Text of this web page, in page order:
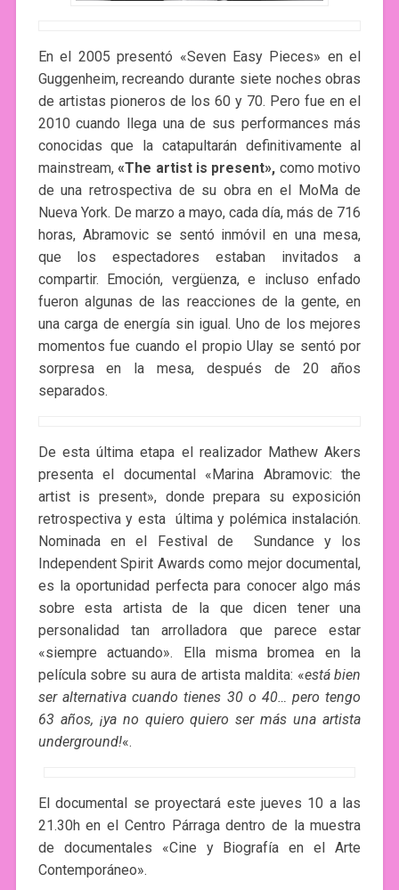
En el 2005 presentó «Seven Easy Pieces» en el
Guggenheim, recreando durante siete noches obras
de artistas pioneros de los 60 y 70. Pero fue en el
2010 cuando llega una de sus performances más
conocidas que la catapultarán definitivamente al
mainstream,«The artist is present», como motivo
de una retrospectiva de su obra en el MoMa de
Nueva York. De marzo a mayo, cada día, más de 716
horas, Abramovic se sentó inmóvil en una mesa,
que los espectadores estaban invitados a
compartir. Emoción, vergüenza, e incluso enfado
fueron algunas de las reacciones de la gente, en
una carga de energía sin igual. Uno de los mejores
momentos fue cuando el propio Ulay se sentó por
sorpresa en la mesa, después de 20 años
separados.
De esta última etapa el realizador Mathew Akers
presenta el documental «Marina Abramovic: the
artist is present», donde prepara su exposición
retrospectiva y esta última y polémica instalación.
Nominada en el Festival de Sundance y los
Independent Spirit Awards como mejor documental,
es la oportunidad perfecta para conocer algo más
sobre esta artista de la que dicen tener una
personalidad tan arrolladora que parece estar
«siempre actuando». Ella misma bromea en la
película sobre su aura de artista maldita: «está bien
ser alternativa cuando tienes 30 o 40… pero tengo
63 años, ¡ya no quiero quiero ser más una artista
underground!«.
El documental se proyectará este jueves 10 a las
21.30h en el Centro Párraga dentro de la muestra
de documentales «Cine y Biografía en el Arte
Contemporáneo».